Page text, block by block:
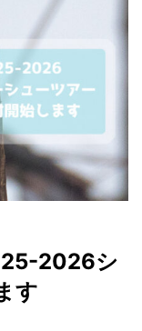
2026シ
す